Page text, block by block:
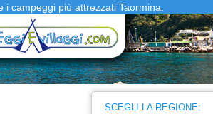
campeggi più attrezzati Taormina.
SCEGLI LA REGIONE: